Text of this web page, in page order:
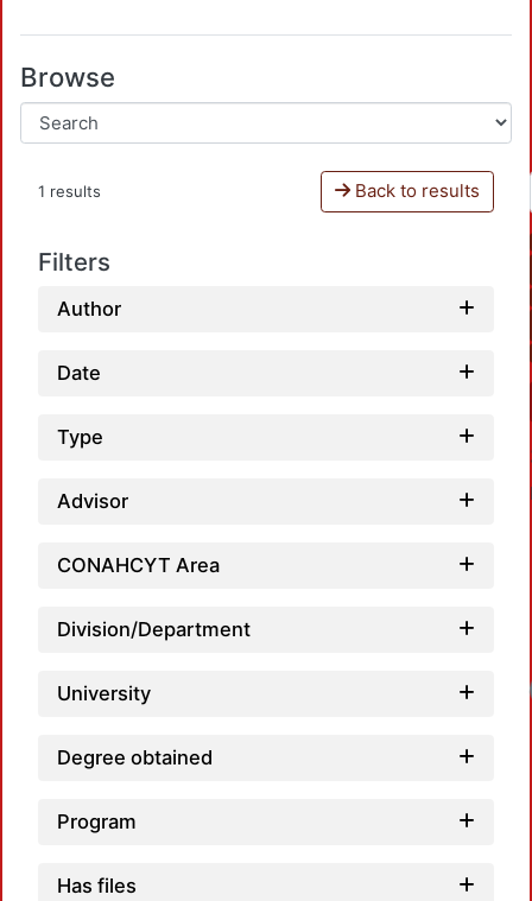
Browse
1 results Back to results
Filters
Author
Date
Type
Advisor
CONAHCYT Area
Division/Department
University
Degree obtained
Program
Has files